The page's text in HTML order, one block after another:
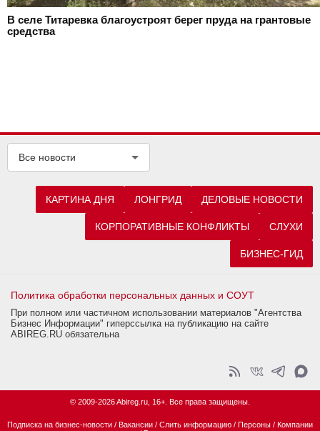
В селе Титаревка благоустроят берег пруда на грантовые
средства
Все новости
КАРТИНА ДНЯ ЛОНГРИД ДЕЛОВЫЕ НОВОСТИ
КОРПОРАТИВНЫЕ КОНФЛИКТЫ СЛУХИ
БИЗНЕС-ГИД
Политика обработки персональных данных и СОУТ
При полном или частичном использовании материалов "Агентства
Бизнес Информации" гиперссылка на публикацию на сайте
ABIREG.RU обязательна
© 2009-2026 Abireg.ru, 16+. Все права защищены.
Подписка на бизнес-новости / Вакансии / Слить информацию / Персоны / Компании